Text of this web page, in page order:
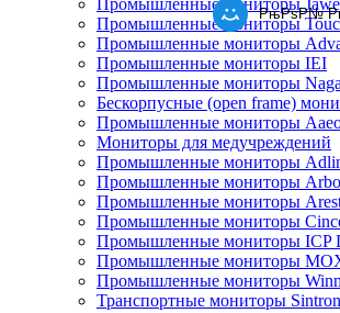
Промышленные мониторы
Промышленные мониторы
Промышленные мониторы
Промышленные мониторы IEI
Промышленные мониторы
Бескорпусные (open frame)
Промышленные мониторы
Мониторы для медучреждений
Промышленные мониторы
Промышленные мониторы
Промышленные мониторы
Промышленные мониторы
Промышленные мониторы ICP
Промышленные мониторы
Промышленные мониторы
Транспортные мониторы
РњРѕР№